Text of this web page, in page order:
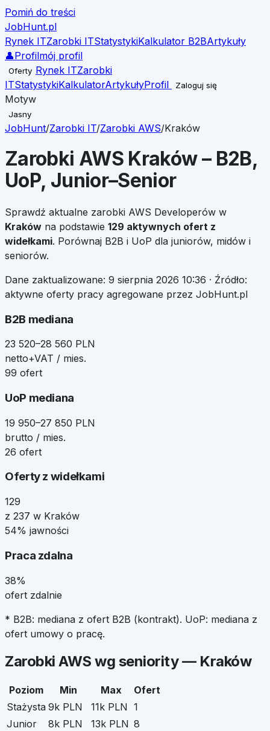
Pomiń do treści
JobHunt.pl
Rynek ITZarobki ITStatystykiKalkulator B2BArtykuły
👤Profilmój profil
Oferty Rynek ITZarobki
ITStatystykiKalkulatorArtykułyProfil Zaloguj się
Motyw
Jasny
JobHunt/Zarobki IT/Zarobki AWS/Kraków
Zarobki AWS Kraków– B2B,
UoP, Junior–Senior
Sprawdź aktualne zarobki AWS Developerów w
Kraków na podstawie 129 aktywnych ofert z
widełkami. Porównaj B2B i UoP dla juniorów, midów i
seniorów.
Dane zaktualizowane: 9 sierpnia 2026 10:36 · Źródło:
aktywne oferty pracy agregowane przez JobHunt.pl
B2B mediana
23 520–28 560 PLN
netto+VAT / mies.
99 ofert
UoP mediana
19 950–27 850 PLN
brutto / mies.
26 ofert
Oferty z widełkami
129
z 237 w Kraków
54% jawności
Praca zdalna
38%
ofert zdalnie
* B2B: mediana z ofert B2B (kontrakt). UoP: mediana z
ofert umowy o pracę.
ZarobkiAWS wg seniority — Kraków
Poziom Min Max
Ofert
Stażysta 9k PLN 11k PLN 1
Junior
8k PLN 13k PLN 8